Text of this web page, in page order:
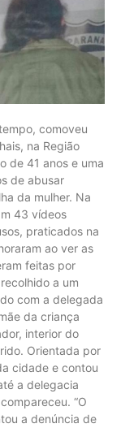
comoveu
na Região
de 41 anos e uma
de abusar
da mulher. Na
43 vídeos
praticados na
ao ver as
feitas por
a um
com a delegada
da criança
interior do
Orientada por
cidade e contou
a delegacia
“O
a denúncia de